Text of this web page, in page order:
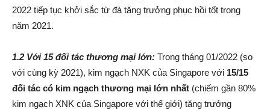
2022 tiếp tục khởi sắc từ đà tăng trưởng phục hồi tốt trong
năm 2021.
1.2 Với 15 đối tác thương mại lớn: Trong tháng 01/2022 (so
với cùng kỳ 2021), kim ngạch NXK của Singapore với 15/15
đối tác có kim ngạch thương mại lớn nhất (chiếm gần 80%
kim ngạch XNK của Singapore với thế giới) tăng trưởng